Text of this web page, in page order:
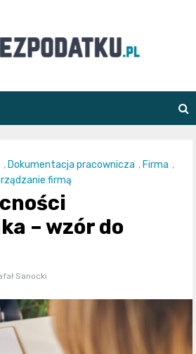
, Dokumentacja pracownicza , Firma ,
firmą
– wzór do
Sanocki